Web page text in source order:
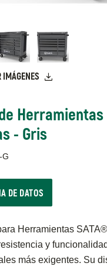
IMÁGENES
Herramientas
- Gris
G
DE DATOS
Herramientas
y
más exigentes. Su